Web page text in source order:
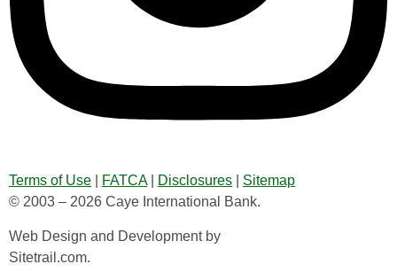
Terms of Use FATCA| Disclosures
Sitemap
© 2003 – 2026 Caye International Bank.
Web Design and Development by
Sitetrail.com.